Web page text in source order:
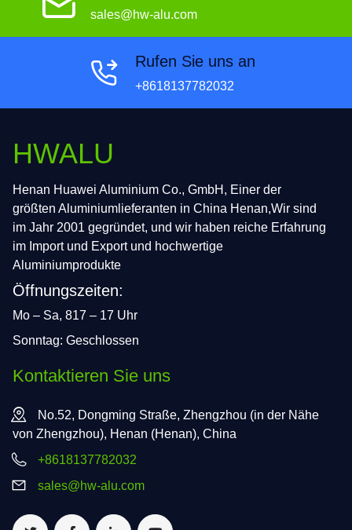
sales@hw-alu.com
Rufen Sie uns an
+8618137782032
HWALU
Henan Huawei Aluminium Co., GmbH, Einer der
größten Aluminiumlieferanten in China Henan,Wir sind
im Jahr 2001 gegründet, und wir haben reiche Erfahrung
im Import und Export und hochwertige
Aluminiumprodukte
Öffnungszeiten:
Mo – Sa, 817 – 17 Uhr
Sonntag: Geschlossen
Kontaktieren Sie uns
No.52, Dongming Straße, Zhengzhou (in der Nähe
von Zhengzhou), Henan (Henan), China
+8618137782032
sales@hw-alu.com